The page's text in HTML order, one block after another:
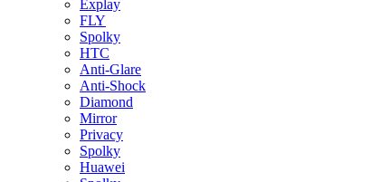
Explay
FLY
Spolky
HTC
Anti-Glare
Anti-Shock
Diamond
Mirror
Privacy
Spolky
Huawei